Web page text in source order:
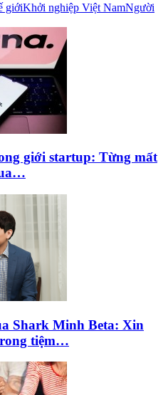
giớiKhởi nghiệp Việt NamNgười
giới startup: Từng mất
Shark Minh Beta: Xin
tiệm…